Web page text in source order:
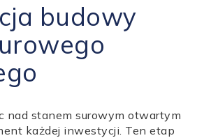
budowy
nad stanem surowym otwartym
każdej inwestycji. Ten etap